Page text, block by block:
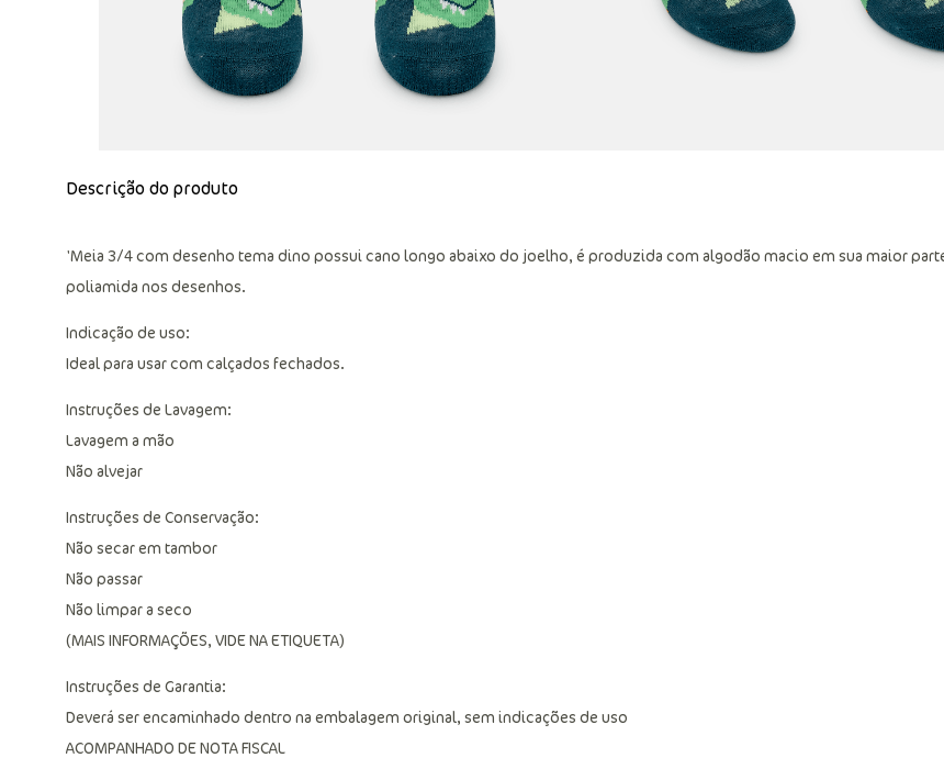
Descrição do produto
'Meia 3/4 com desenho tema dino possui cano longo abaixo do joelho, é produzida com algodão macio em sua maior
poliamida nos desenhos.
Indicação de uso:
Ideal para usar com calçados fechados.
Instruções de Lavagem:
Lavagem a mão
Não alvejar
Instruções de Conservação:
Não secar em tambor
Não passar
Não limpar a seco
(MAIS INFORMAÇÕES, VIDE NA ETIQUETA)
Instruções de Garantia:
Deverá ser encaminhado dentro na embalagem original, sem indicações de uso
ACOMPANHADO DE NOTA FISCAL